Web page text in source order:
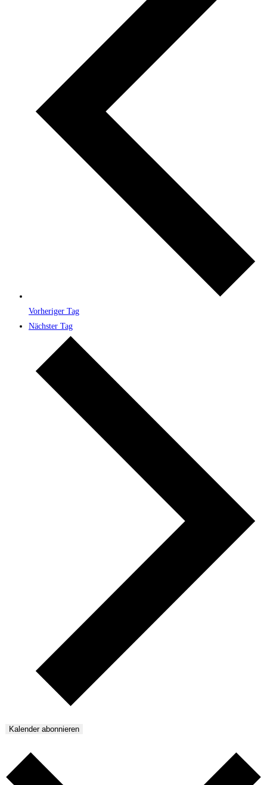
Vorheriger Tag
Nächster Tag
Kalender abonnieren